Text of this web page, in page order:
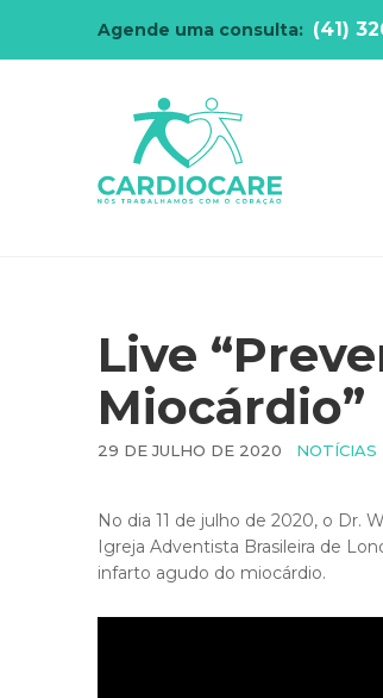
Agende uma consulta: (41)
Live
Miocárdio”
29 DE JULHO DE 2020 NOTÍCIAS
No dia 11 de julho de 2020, o Dr.
Igreja Adventista Brasileira de
infarto agudo do miocárdio.